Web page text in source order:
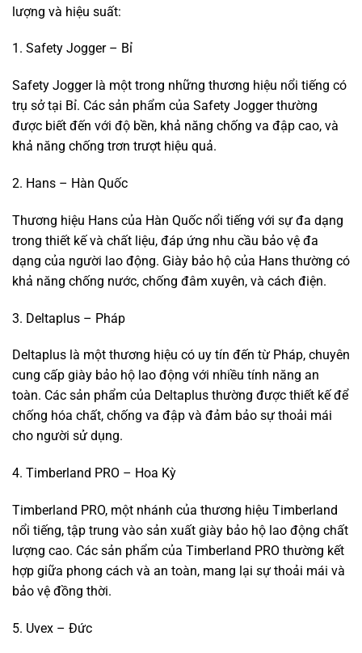
lượng và hiệu suất:
1. Safety Jogger – Bỉ
Safety Jogger là một trong những thương hiệu nổi tiếng có
trụ sở tại Bỉ. Các sản phẩm của Safety Jogger thường
được biết đến với độ bền, khả năng chống va đập cao, và
khả năng chống trơn trượt hiệu quả.
2. Hans – Hàn Quốc
Thương hiệu Hans của Hàn Quốc nổi tiếng với sự đa dạng
trong thiết kế và chất liệu, đáp ứng nhu cầu bảo vệ đa
dạng của người lao động. Giày bảo hộ của Hans thường có
khả năng chống nước, chống đâm xuyên, và cách điện.
3. Deltaplus – Pháp
Deltaplus là một thương hiệu có uy tín đến từ Pháp, chuyên
cung cấp giày bảo hộ lao động với nhiều tính năng an
toàn. Các sản phẩm của Deltaplus thường được thiết kế để
chống hóa chất, chống va đập và đảm bảo sự thoải mái
cho người sử dụng.
4. Timberland PRO – Hoa Kỳ
Timberland PRO, một nhánh của thương hiệu Timberland
nổi tiếng, tập trung vào sản xuất giày bảo hộ lao động chất
lượng cao. Các sản phẩm của Timberland PRO thường kết
hợp giữa phong cách và an toàn, mang lại sự thoải mái và
bảo vệ đồng thời.
5. Uvex – Đức